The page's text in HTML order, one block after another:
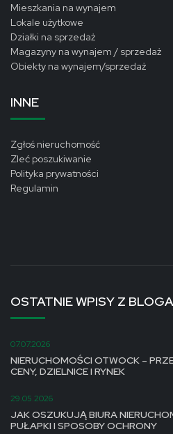
Mieszkania na wynajem
Lokale użytkowe
Działki na sprzedaż
Magazyny na wynajem / sprzedaż
Obiekty na wynajem/sprzedaż
INNE
Zgłoś nieruchomość
Zleć poszukiwanie
Polityka prywatności
Regulamin
OSTATNIE WPISY Z BLOGA
07.07.2026
NIERUCHOMOŚCI OTWOCK –
CENY, DZIELNICE I RYNEK
29.05.2026
JAK OSZUKUJĄ BIURA
PUŁAPKI I SPOSOBY OCHRONY